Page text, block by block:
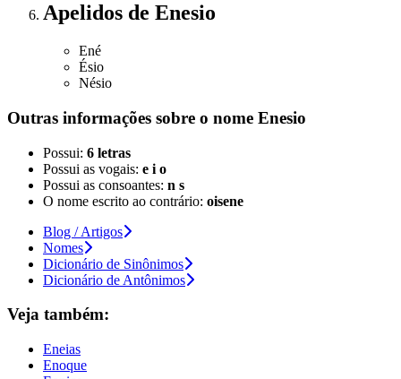
Apelidos de Enesio
Ené
Ésio
Nésio
Outras informações sobre o nome Enesio
Possui: 6 letras
Possui as vogais: e i o
Possui as consoantes: n s
O nome escrito ao contrário: oisene
Blog / Artigos
Nomes
Dicionário de Sinônimos
Dicionário de Antônimos
Veja também:
Eneias
Enoque